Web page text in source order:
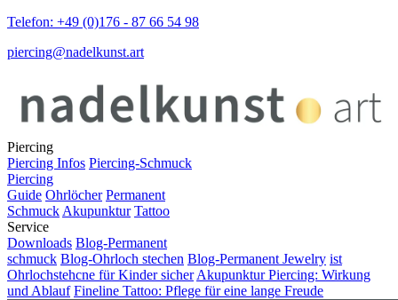
Telefon: +49 (0)176 - 87 66 54 98
piercing@nadelkunst.art
Piercing
Piercing Infos Piercing-Schmuck
Piercing
Guide Ohrlöcher Permanent
Schmuck Akupunktur Tattoo
Service
Downloads Blog-Permanent
schmuck Blog-Ohrloch stechen Blog-Permanent Jewelry ist
Ohrlochstehcne für Kinder sicher Akupunktur Piercing: Wirkung
und Ablauf Fineline Tattoo: Pflege für eine lange Freude